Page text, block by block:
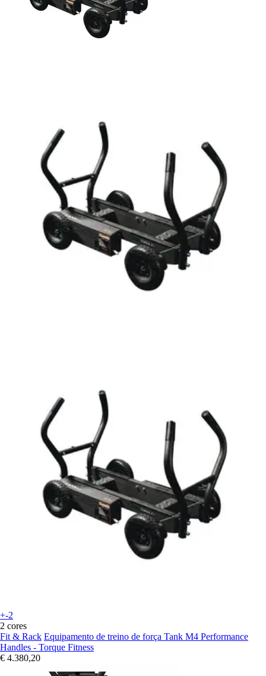
+-2
2 cores
Fit & Rack Equipamento de treino de força Tank M4 Performance
Handles - Torque Fitness
€ 4.380,20